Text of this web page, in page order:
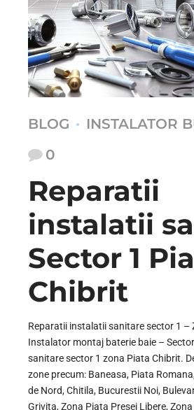
BLOG
INSTALATOR
0
Reparatii
instalatii
Sector 1
Chibrit
Reparatii instalatii sanitare sector 1 –
Instalator montaj baterie baie –
sanitare sector 1 zona Piata Chibrit.
zone precum: Baneasa, Piata
de Nord, Chitila, Bucurestii Noi,
Grivita, Zona Piata Presei Libere,